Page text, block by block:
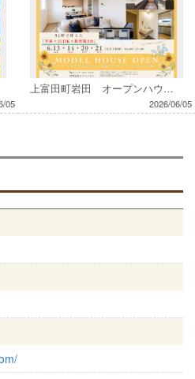
05
上富田町岩田 オープンハウス〈平屋・3LDK・駐車場３台〉6/13(土)・14(日)・20(土)・21(日)
2026/06/05